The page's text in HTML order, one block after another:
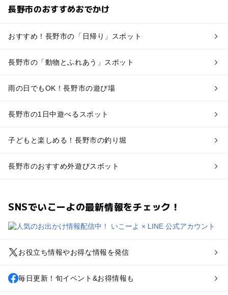
長野市のおすすめおでかけ
おすすめ！長野市の「日帰り」スポット
長野市の「動物とふれあう」スポット
雨の日でもOK！長野市の遊び場
長野市の1日中遊べるスポット
子どもと楽しめる！長野市の釣り堀
長野市のおすすめ外遊びスポット
SNSでいこーよの最新情報をチェック！
お役立ち情報やお得な情報を発信
毎日更新！旬イベント&お得情報も